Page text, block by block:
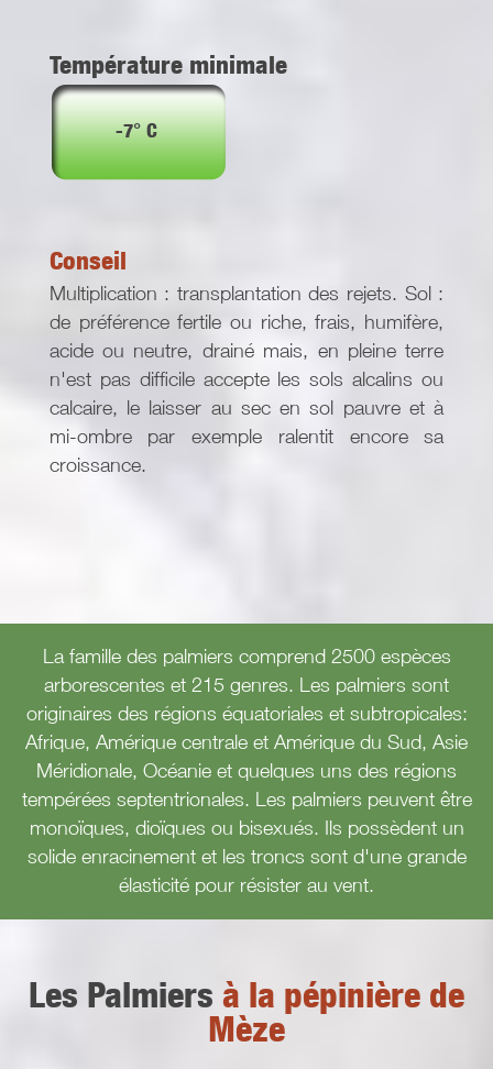
Température minimale
-7° C
Conseil
Multiplication : transplantation des rejets. Sol :
de préférence fertile ou riche, frais, humifère,
acide ou neutre, drainé mais, en pleine terre
n'est pas difficile accepte les sols alcalins ou
calcaire, le laisser au sec en sol pauvre et à
mi-ombre par exemple ralentit encore sa
croissance.
La famille des palmiers comprend 2500 espèces
arborescentes et 215 genres. Les palmiers sont
originaires des régions équatoriales et subtropicales:
Afrique, Amérique centrale et Amérique du Sud, Asie
Méridionale, Océanie et quelques uns des régions
tempérées septentrionales. Les palmiers peuvent être
monoïques, dioïques ou bisexués. Ils possèdent un
solide enracinement et les troncs sont d'une grande
élasticité pour résister au vent.
Les Palmiers à la pépinière de
Mèze